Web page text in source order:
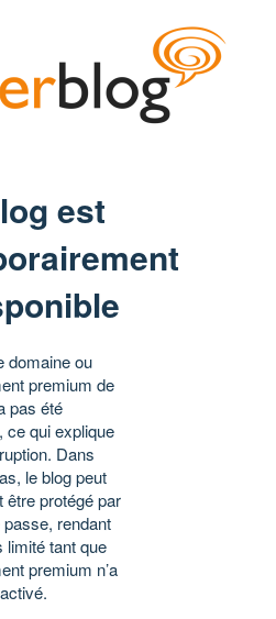
est
domaine ou
premium de
pas été
ce qui explique
Dans
le blog peut
être protégé par
rendant
limité tant que
premium n’a